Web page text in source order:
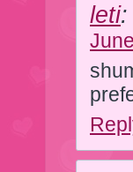
leti: